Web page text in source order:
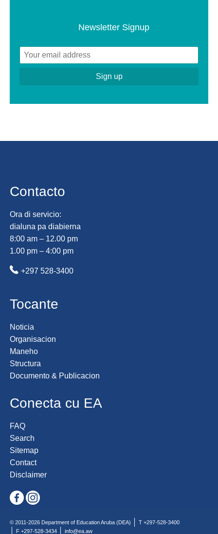
Newsletter Signup
Contacto
Ora di servicio:
dialuna pa diabierna
8:00 am – 12.00 pm
1.00 pm – 4:00 pm
+297 528-3400
Tocante
Noticia
Organisacion
Maneho
Structura
Documento & Publicacion
Conecta cu EA
FAQ
Search
Sitemap
Contact
Disclaimer
© 2011-2026 Department of Education Aruba (DEA)
T +297-528-3400
F +297-528-3434
info@ea.aw